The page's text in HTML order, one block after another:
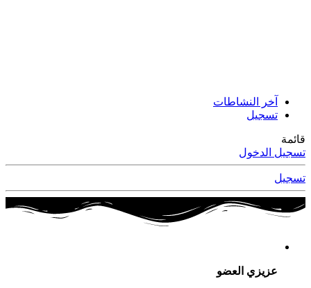
آخر النشاطات
تسجيل
قائمة
تسجيل الدخول
تسجيل
عزيزي العضو